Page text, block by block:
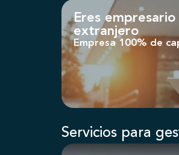
Eres empresario
extranjero
Empresa 100% de
Servicios para